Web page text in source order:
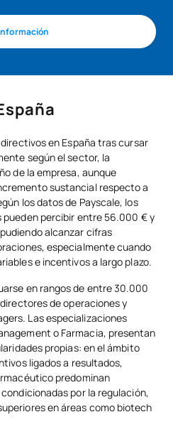
en España tras cursar
según el sector, la
de la empresa, aunque
sustancial respecto a
los datos de Payscale, los
pueden percibir entre 56.000 € y
alcanzar cifras
especialmente cuando
e incentivos a largo plazo.
en rangos de entre 30.000
de operaciones y
Las especializaciones
o Farmacia, presentan
propias: en el ámbito
ligados a resultados,
predominan
por la regulación,
en áreas como biotech